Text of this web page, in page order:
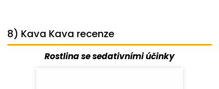
8) Kava Kava recenze
Rostlina se sedativními účinky